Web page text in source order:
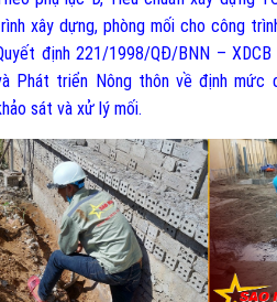
xây dựng, phòng mối cho công
định 221/1998/QĐ/BNN –
Phát triển Nông thôn về định
sát và xử lý mối.